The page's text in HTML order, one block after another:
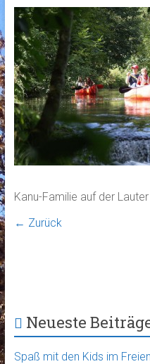
Kanu-Familie auf der Lauter
← Zurück
Neueste
Spaß mit den Kids im